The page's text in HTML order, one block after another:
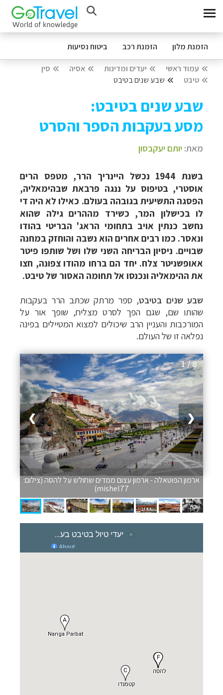
הזמנת מלון הזמנת רכב ביטוח נסיעות
עמוד ראשי יעדים ומדינות אסיה
סין
טיבט
שבע שנים בטיבט
שבע שנים בטיבט:
מסע בעקבות הספר והסרט
מאת: יותם יעקבסון
בשנת 1944 נכשל היינריך הרר, מטפס הרים
אוסטרי, בטיפוס על ננגה פרבאת שבהימאליה,
הפסגה התשיעית בגובהה בעולם. כאילו לא היה די
לו בכישלון המר, כשירד מההרים גילה שהוא
נחשב כנתין אויב בתחומי הראג' הבריטי בהודו
ונאסר. כמו רבים אחרים הוא נשבה והוחזק במחנה
שבויים. ניסיון הבריחה השני שלו ושל שותפו פיטר
אאופשניטר צלח. יחד הם ברחו מהודו צפונה, חצו
את ההימאליה ונכנסו אל תחומה האסור של טיבט.
שבע שנים בטיבט, ספר מרתק שכתב הרר בעקבות
שהותו שם, שגם הפך לסרט מצליח, שופך אור על
המורכבות והעניין הרב שיכולים למצוא המטיילים בפינה
נפלאה זו של העולם.
1 / 8
❯ ❮
ארמון הפוטאלה - ארמון עצום ממדים שחולש על להסה (צילום:
mishel77)